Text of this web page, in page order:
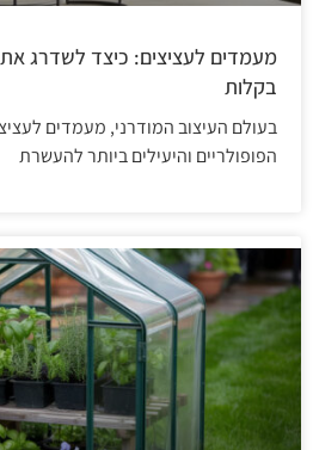
מעמדים לעציצים: כיצד לשדרג את
בקלות
בעולם העיצוב המודרני, מעמדים
הפופולריים והיעילים ביותר להעשרת